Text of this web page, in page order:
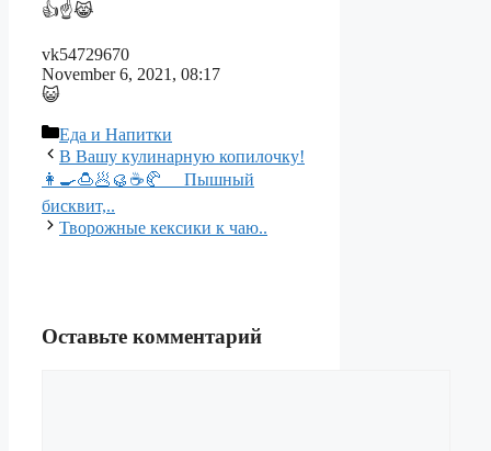
👍☝😹
vk54729670
November 6, 2021, 08:17
😺
Рубрики
Еда и Напитки
В Вашу кулинарную копилочку!
👩‍🍳🍮🥟🥮☕🥐 ⠀ Пышный
бисквит,..
Творожные кексики к чаю..
Оставьте комментарий